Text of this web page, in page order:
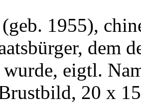
1955),
dem
eigtl.
20 x